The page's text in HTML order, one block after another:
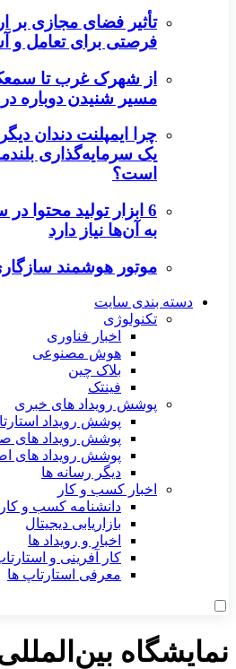
تأثیر فضای مجازی بر
فرصتی برای تعامل و
از شهرک غرب تا
مسیر شنیدن دوباره
چرا ایمپلنت دندان
یک سرمایه‌گذاری
است؟
6 ابزار تولید محتوا
به آن‌ها نیاز دارد
موتور هوشمند
دسته بندی سایت
تکنولوژی
اخبار فناوری
هوش مصنوعی
بلاک چین
فینتک
پوشش رویداد های خبری
پوشش رویداد
پوشش رویداد های
پوشش رویداد های
دیگر رسانه ها
اخبار کسب و کار
دانشنامه کسب و کار
بازاریابی دیجیتال
اخبار و رویداد ها
کار آفرینی و
معرفی استارتاپ ها
نمایشگاه